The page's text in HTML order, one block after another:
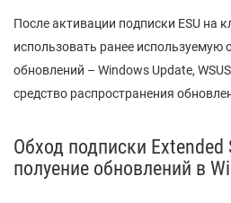
После активации подписки ESU на
использовать ранее используемую
обновлений – Windows Update,
средство распространения
Обход подписки Extended
полуение обновлений в